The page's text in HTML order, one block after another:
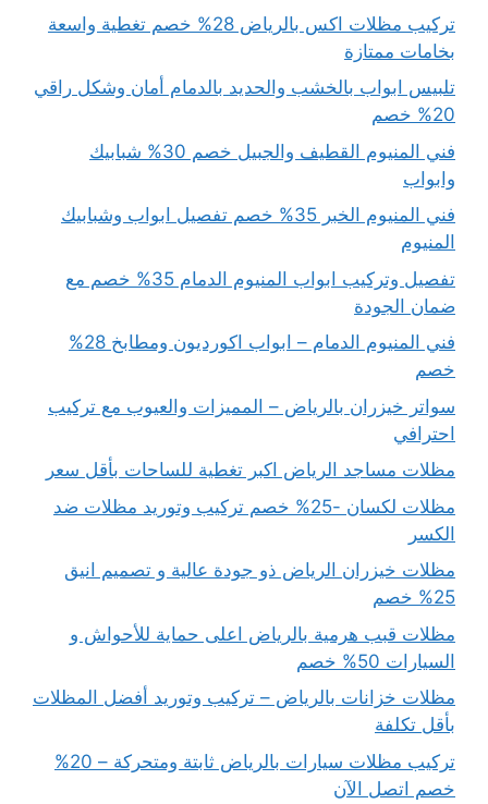
تركيب مظلات اكس بالرياض 28% خصم تغطية واسعة
بخامات ممتازة
تلبيس ابواب بالخشب والحديد بالدمام أمان وشكل راقي
20% خصم
فني المنيوم القطيف والجبيل خصم 30% شبابيك
وابواب
فني المنيوم الخبر 35% خصم تفصيل ابواب وشبابيك
المنيوم
تفصيل وتركيب ابواب المنيوم الدمام 35% خصم مع
ضمان الجودة
فني المنيوم الدمام – ابواب اكورديون ومطابخ 28%
خصم
سواتر خيزران بالرياض – المميزات والعيوب مع تركيب
احترافي
مظلات مساجد الرياض اكبر تغطية للساحات بأقل سعر
مظلات لكسان -25% خصم تركيب وتوريد مظلات ضد
الكسر
مظلات خيزران الرياض ذو جودة عالية و تصميم انيق
25% خصم
مظلات قبب هرمية بالرياض اعلى حماية للأحواش و
السيارات 50% خصم
مظلات خزانات بالرياض – تركيب وتوريد أفضل المظلات
بأقل تكلفة
تركيب مظلات سيارات بالرياض ثابتة ومتحركة – 20%
خصم اتصل الآن